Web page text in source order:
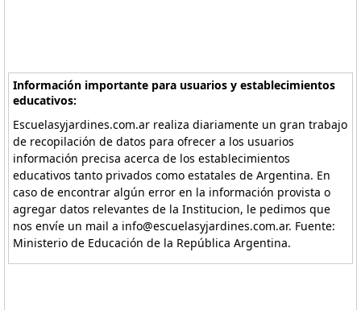
Información importante para usuarios y establecimientos
educativos:
Escuelasyjardines.com.ar realiza diariamente un gran trabajo
de recopilación de datos para ofrecer a los usuarios
información precisa acerca de los establecimientos
educativos tanto privados como estatales de Argentina. En
caso de encontrar algún error en la información provista o
agregar datos relevantes de la Institucion, le pedimos que
nos envíe un mail a info@escuelasyjardines.com.ar. Fuente:
Ministerio de Educación de la República Argentina.